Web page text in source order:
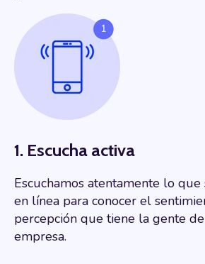
1. Escucha activa
Escuchamos atentamente lo
en línea para conocer el
percepción que tiene la gente
empresa.